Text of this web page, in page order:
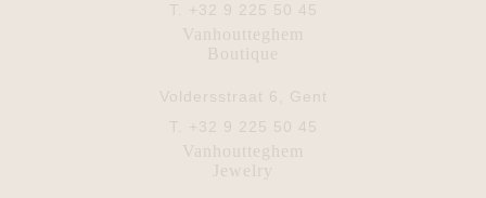
T. +32 9 225 50 45
Vanhoutteghem
Boutique
Voldersstraat 6, Gent
T. +32 9 225 50 45
Vanhoutteghem
Jewelry